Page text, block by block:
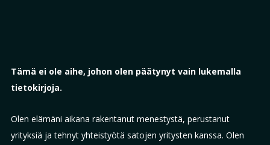
Tämä ei ole aihe, johon olen päätynyt vain lukemalla
tietokirjoja.
Olen elämäni aikana rakentanut menestystä, perustanut
yrityksiä ja tehnyt yhteistyötä satojen yritysten kanssa. Olen